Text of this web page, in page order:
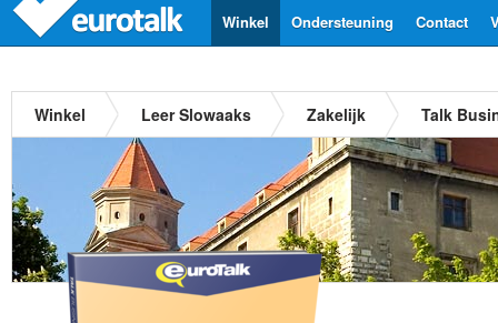
Contact
Ondersteuning
Winkel
Winkel Leer Slowaaks Zakelijk Talk